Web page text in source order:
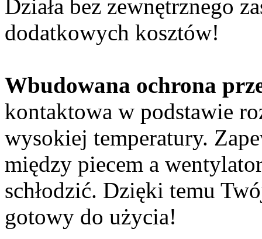
Działa bez zewnętrznego
dodatkowych kosztów!
Wbudowana ochrona
kontaktowa w podstawie
wysokiej temperatury.
między piecem a
schłodzić. Dzięki temu
gotowy do użycia!